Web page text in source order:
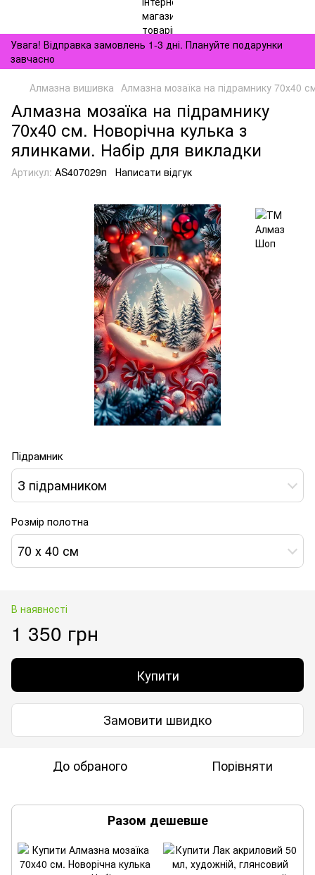
Увага! Відправка замовлень 1-3 дні. Плануйте подарунки
завчасно
Алмазна вишивка Алмазна мозаїка на підрамнику 70х40
Алмазна мозаїка на підрамнику
70х40 см. Новорічна кулька з
ялинками. Набір для викладки
Артикул: AS407029п Написати відгук
Підрамник
З підрамником
Розмір полотна
70 х 40 см
В наявності
1 350 грн
Купити
Замовити швидко
До обраного Порівняти
Разом дешевше